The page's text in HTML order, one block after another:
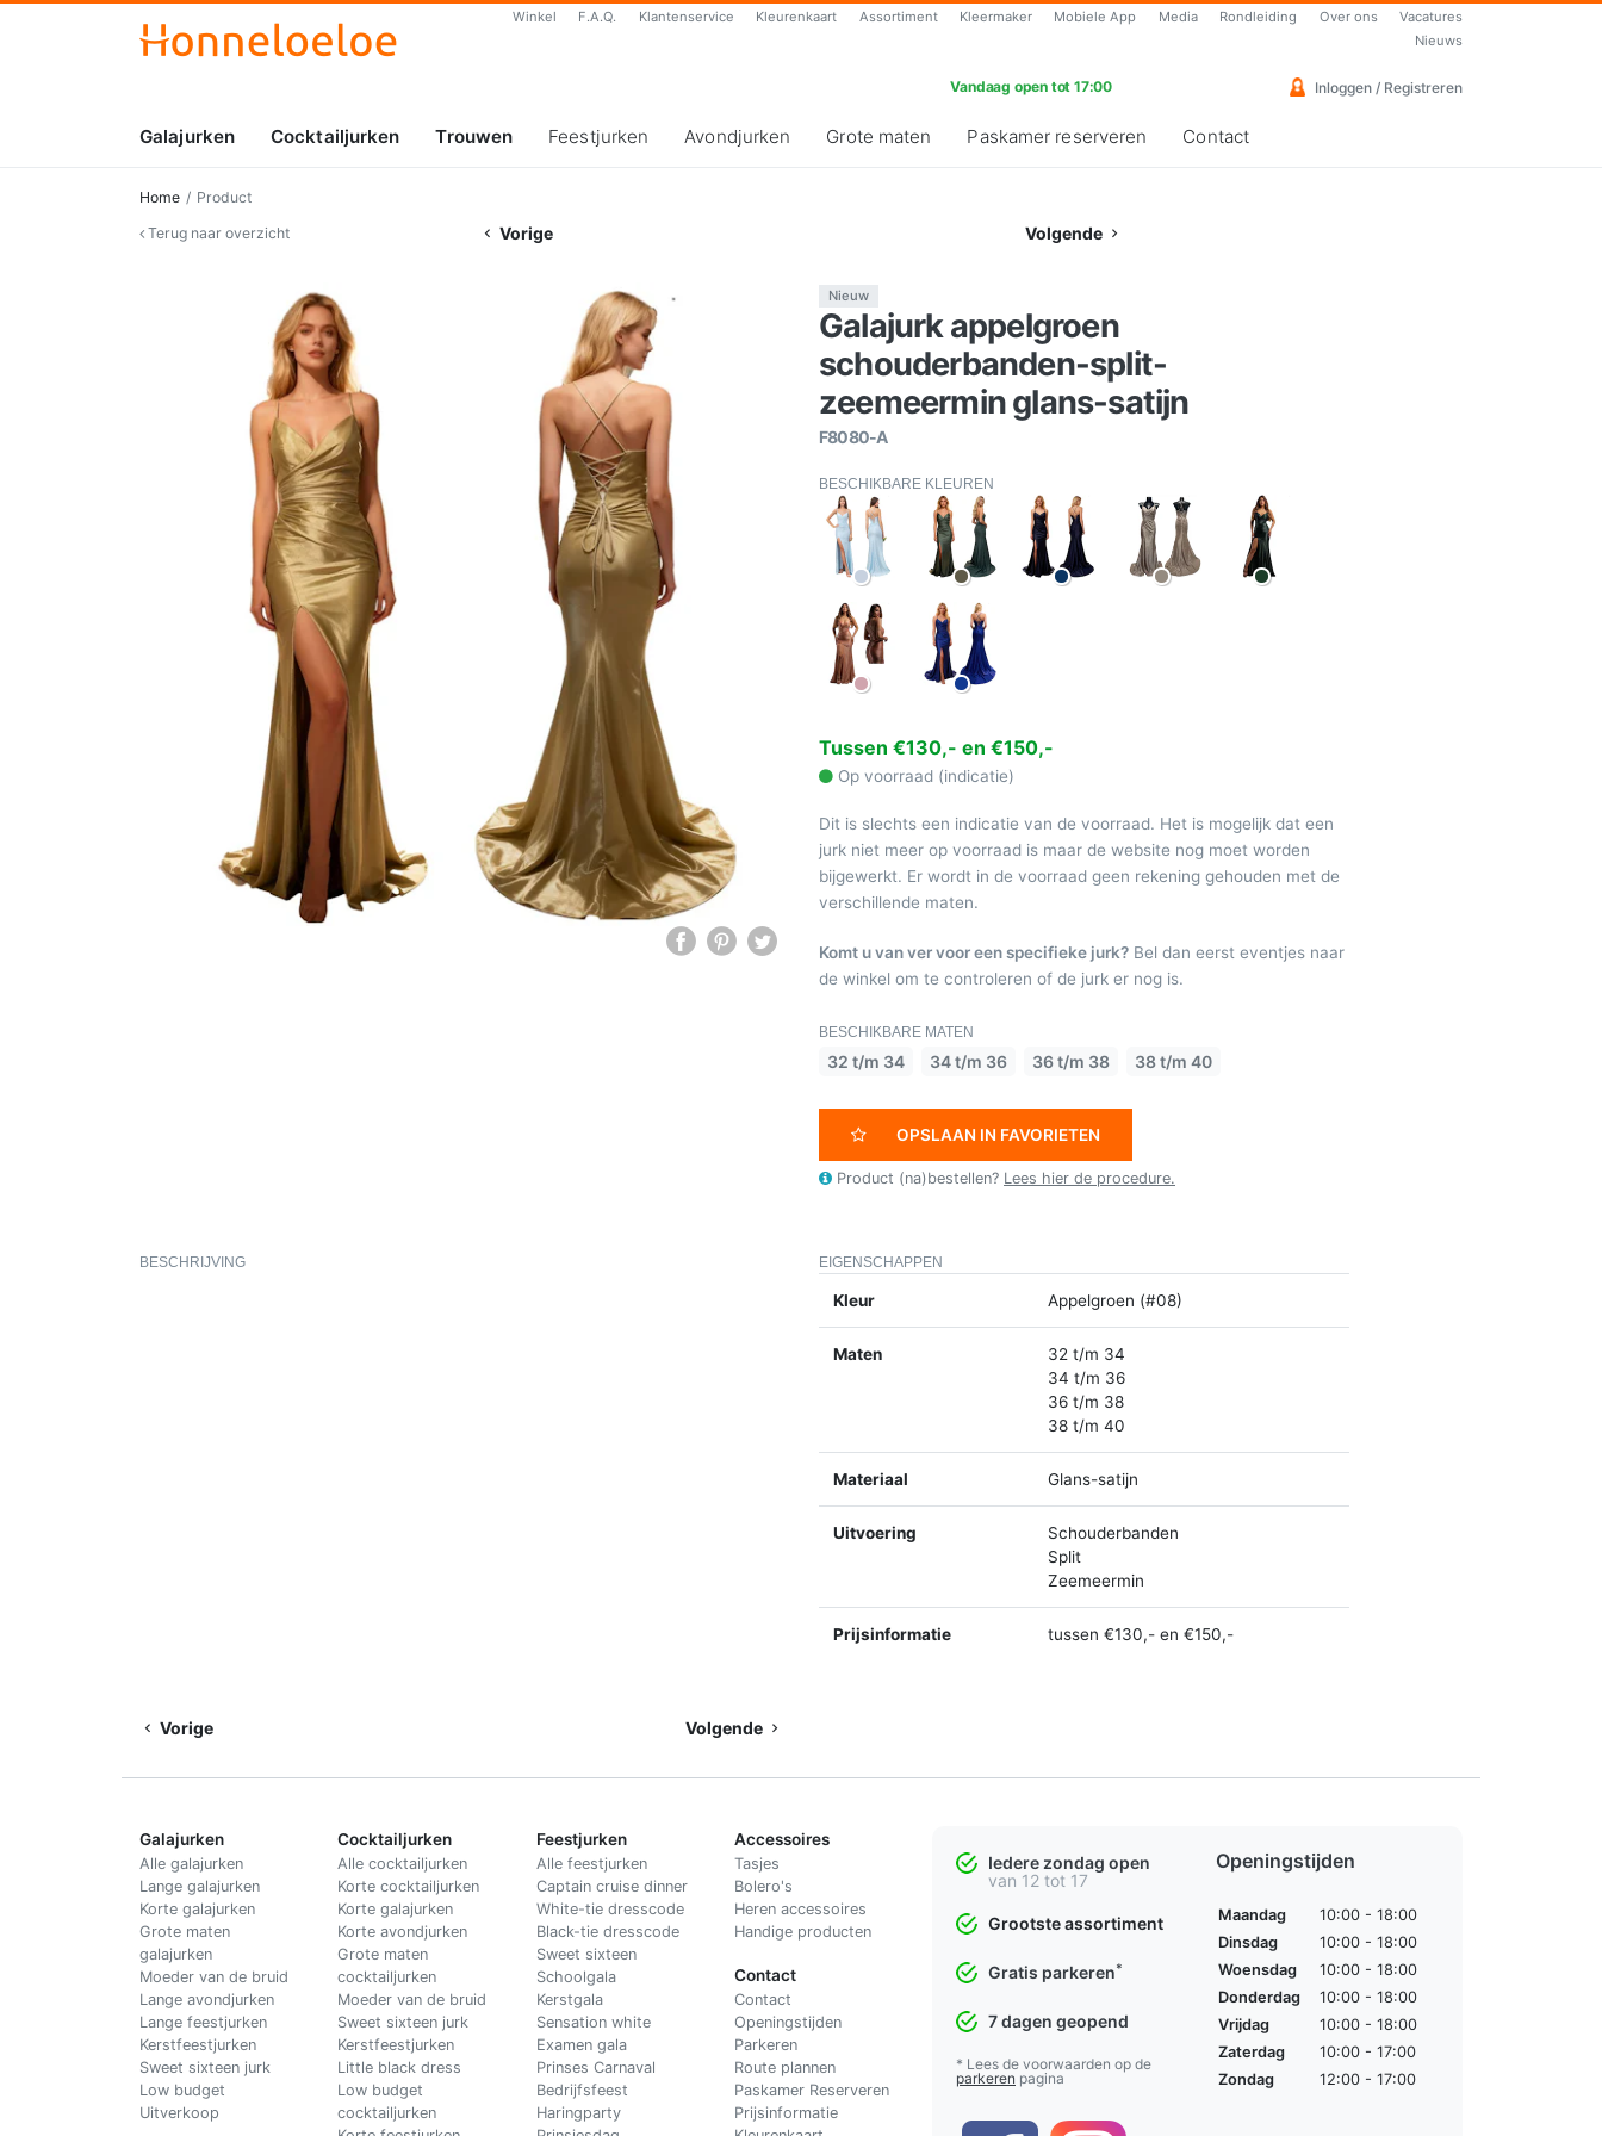
Winkel F.A.Q. Klantenservice Kleurenkaart Assortiment Kleermaker Mobiele App Media Rondleiding Over ons
Vacatures
Nieuws
Vandaag open tot 17:00 Inloggen / Registreren
Galajurken Cocktailjurken Trouwen Feestjurken Avondjurken Grote maten Paskamer reserveren Contact
Home
Product
Terug naar overzicht
Vorige Volgende
Nieuw
Galajurk appelgroen
schouderbanden-split-
zeemeermin glans-satijn
F8080-A
BESCHIKBARE KLEUREN
Tussen €130,- en €150,-
Op voorraad (indicatie)
Dit is slechts een indicatie van de voorraad. Het is mogelijk dat een
jurk niet meer op voorraad is maar de website nog moet worden
bijgewerkt. Er wordt in de voorraad geen rekening gehouden met de
verschillende maten.
Komt u van ver voor een specifieke jurk? Bel dan eerst eventjes naar
de winkel om te controleren of de jurk er nog is.
BESCHIKBARE MATEN
32 t/m 34 34 t/m 36 36 t/m 38 38 t/m 40
OPSLAAN IN FAVORIETEN
Product (na)bestellen? Lees hier de procedure.
BESCHRIJVING EIGENSCHAPPEN
Kleur Appelgroen (#08)
Maten
32 t/m 34
34 t/m 36
36 t/m 38
38 t/m 40
Materiaal Glans-satijn
Uitvoering
Schouderbanden
Split
Zeemeermin
Prijsinformatie tussen €130,- en €150,-
Vorige Volgende
Galajurken
Alle galajurken
Lange galajurken
Korte galajurken
Grote maten
galajurken
Moeder van de bruid
Lange avondjurken
Lange feestjurken
Kerstfeestjurken
Sweet sixteen jurk
Low budget
Uitverkoop
Cocktailjurken
Alle cocktailjurken
Korte cocktailjurken
Korte galajurken
Korte avondjurken
Grote maten
cocktailjurken
Moeder van de bruid
Sweet sixteen jurk
Kerstfeestjurken
Little black dress
Low budget
cocktailjurken
Feestjurken
Alle feestjurken
Captain cruise dinner
White-tie dresscode
Black-tie dresscode
Sweet sixteen
Schoolgala
Kerstgala
Sensation white
Examen gala
Prinses Carnaval
Bedrijfsfeest
Haringparty
Accessoires
Tasjes
Bolero's
Heren accessoires
Handige producten
Contact
Contact
Openingstijden
Parkeren
Route plannen
Paskamer Reserveren
Prijsinformatie
Iedere zondag open
van 12 tot 17
Grootste assortiment
Gratis parkeren*
7 dagen geopend
* Lees de voorwaarden op de
parkeren pagina
Openingstijden
Maandag
10:00 - 18:00
Dinsdag
10:00 - 18:00
Woensdag
10:00 - 18:00
Donderdag
10:00 - 18:00
Vrijdag
10:00 - 18:00
Zaterdag
10:00 - 17:00
Zondag
12:00 - 17:00